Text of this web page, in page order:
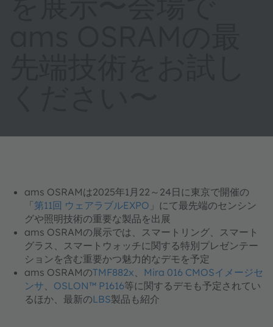
ams OSRAMは2025年1月22～24日に東京で開催の
「第11回 ウェアラブルEXPO 」にて最先端のセンシン
グや照明技術の重要な製品を出展
ams OSRAMの展示では、スマートリング、スマート
グラス、スマートウォッチに関する特別プレゼンテー
ションを含む重要かつ魅力的なデモを予定
ams OSRAMのTMF882x
Mira 016 CMOSイメージセ
ンサ
OSLON™ P1616等に関するデモも予定されてい
るほか、最新のLBS製品も紹介